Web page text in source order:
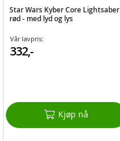
Star Wars Kyber Core Lightsaber
rød - med lyd og lys
Vår lavpris:
332,-
Kjøp nå